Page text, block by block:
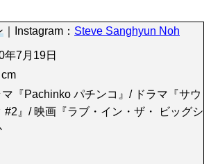
｜Instagram： Steve Sanghyun Noh
年7月19日
『Pachinko パチンコ』/ ドラマ『サウ
#2』/ 映画『ラブ・イン・ザ・ ビッグシ